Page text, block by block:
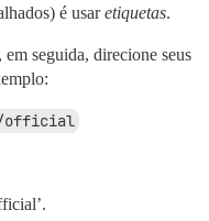
é usaretiquetas.
seguida, direcione seus
official